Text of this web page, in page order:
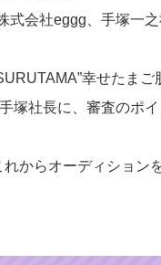
会社eggg、手塚一之
幸せたま
塚社長に、審査のポ
れからオーディション